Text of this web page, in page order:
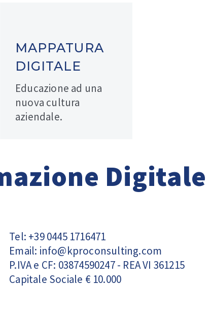
MAPPATURA
DIGITALE
Educazione ad una
nuova cultura
aziendale.
Digitale
Tel: +39 0445 1716471
Email: info@kproconsulting.com
P.IVA e CF: 03874590247 - REA VI 361215
Capitale Sociale € 10.000